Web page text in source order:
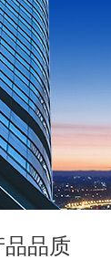
品质